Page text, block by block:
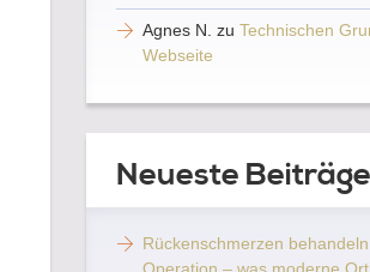
Agnes N. zu Technischen
Webseite
Neueste Beiträge
Rückenschmerzen